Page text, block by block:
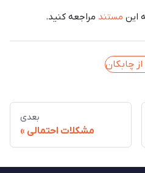
مستند مراجعه کنید.
بعدی
مشکلات احتمالی